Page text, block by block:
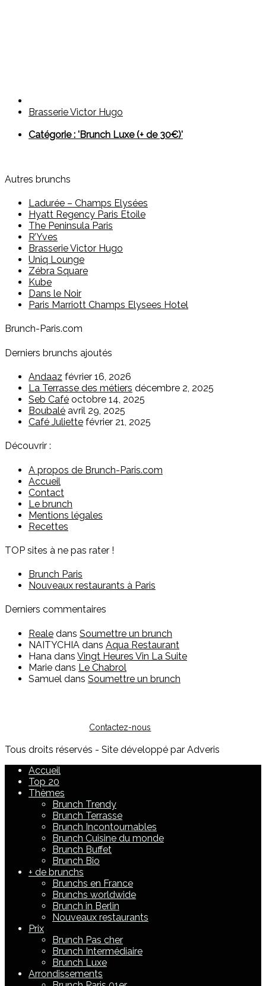
Brasserie Victor Hugo
Catégorie : 'Brunch Luxe (+ de 30€)'
Autres brunchs
Ladurée – Champs Elysées
Hyatt Regency Paris Etoile
The Peninsula Paris
R’Yves
Brasserie Victor Hugo
Uniq Lounge
Zébra Square
Kube
Dans le Noir
Paris Marriott Champs Elysees Hotel
Brunch-Paris.com
Derniers brunchs ajoutés
Andaaz février 16, 2026
La Terrasse des métiers décembre 2, 2025
Seb Café octobre 14, 2025
Boubalé avril 29, 2025
Café Juliette février 21, 2025
Découvrir :
A propos de Brunch-Paris.com
Accueil
Contact
Le brunch
Mentions légales
Recettes
TOP sites à ne pas rater !
Brunch Paris
Nouveaux restaurants à Paris
Derniers commentaires
Reale dans Soumettre un brunch
NAITYCHIA dans Aqua Restaurant
Hana dans Vingt Heures Vin La Suite
Marie dans Le Chabrol
Samuel dans Soumettre un brunch
Contactez-nous
Tous droits réservés - Site développé par Adveris
Accueil
Top 20
Thèmes
Brunch Trendy
Brunch Terrasse
Brunch Incontournables
Brunch Cuisine du monde
Brunch Buffet
Brunch Bio
+ de brunchs
Brunchs en France
Brunchs worldwide
Brunch in Berlin
Nouveaux restaurants
Prix
Brunch Pas cher
Brunch Intermédiaire
Brunch Luxe
Arrondissements